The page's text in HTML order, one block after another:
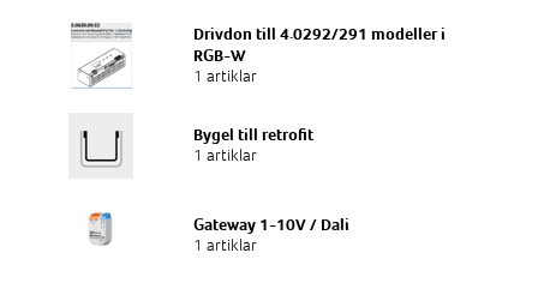
Produktkategori
Undervattensbelysning
Produktkategori
Undervattensbelysning
Färgtemperatur
4500K
Produktkategori
Undervattensbelysning
Ljusflöde
RGBK
Undervattensbelysning
Ljuskälla
Färgtemperatur
Produktkategori
Drivdon till 4.0292/291 modeller i
RGB-W
1 artiklar
Bygel till retrofit
1 artiklar
Gateway 1-10V / Dali
1 artiklar